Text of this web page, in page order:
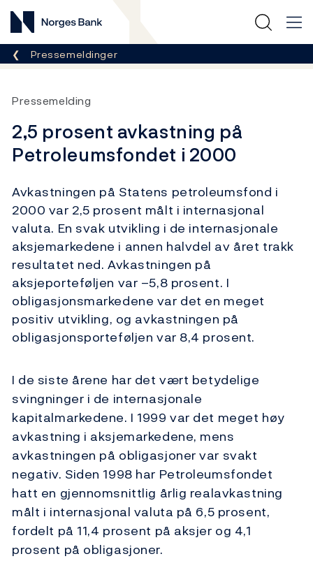
Norges Bank
Her er du nå:
Pressemeldinger
Pressemelding
2,5 prosent avkastning på
Petroleumsfondet i 2000
Avkastningen på Statens petroleumsfond i
2000 var 2,5 prosent målt i internasjonal
valuta. En svak utvikling i de internasjonale
aksjemarkedene i annen halvdel av året trakk
resultatet ned. Avkastningen på
aksjeporteføljen var –5,8 prosent. I
obligasjonsmarkedene var det en meget
positiv utvikling, og avkastningen på
obligasjonsporteføljen var 8,4 prosent.
I de siste årene har det vært betydelige
svingninger i de internasjonale
kapitalmarkedene. I 1999 var det meget høy
avkastning i aksjemarkedene, mens
avkastningen på obligasjoner var svakt
negativ. Siden 1998 har Petroleumsfondet
hatt en gjennomsnittlig årlig realavkastning
målt i internasjonal valuta på 6,5 prosent,
fordelt på 11,4 prosent på aksjer og 4,1
prosent på obligasjoner.